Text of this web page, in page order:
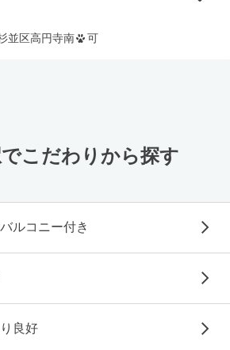
並区高円寺南 可
こだわりから探す
ルコニー付き
良好